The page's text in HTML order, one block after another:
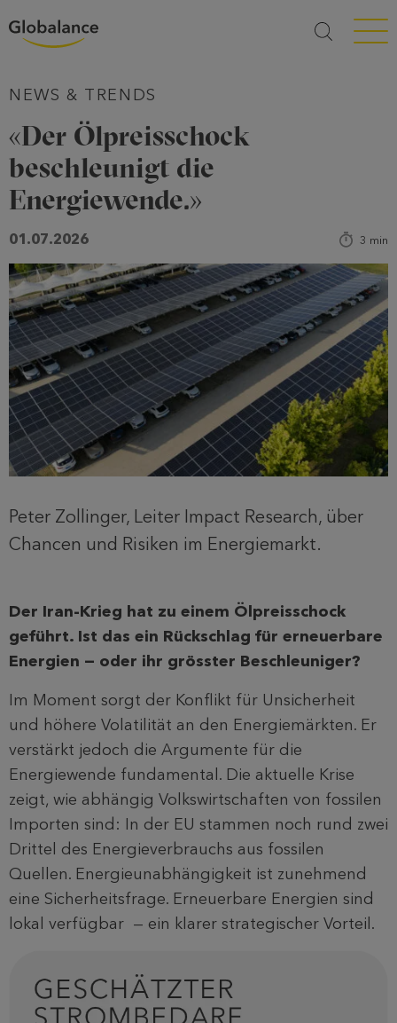
Menü
NEWS & TRENDS
«Der Ölpreisschock
beschleunigt die
Energiewende.»
01.07.2026 3 min
Peter Zollinger, Leiter Impact Research, über
Chancen und Risiken im Energiemarkt.
Der Iran-Krieg hat zu einem Ölpreisschock
geführt. Ist das ein Rückschlag für erneuerbare
Energien — oder ihr grösster Beschleuniger?
Im Moment sorgt der Konflikt für Unsicherheit
und höhere Volatilität an den Energiemärkten. Er
verstärkt jedoch die Argumente für die
Energiewende fundamental. Die aktuelle Krise
zeigt, wie abhängig Volkswirtschaften von fossilen
Importen sind: In der EU stammen noch rund zwei
Drittel des Energieverbrauchs aus fossilen
Quellen. Energieunabhängigkeit ist zunehmend
eine Sicherheitsfrage. Erneuerbare Energien sind
lokal verfügbar — ein klarer strategischer Vorteil.